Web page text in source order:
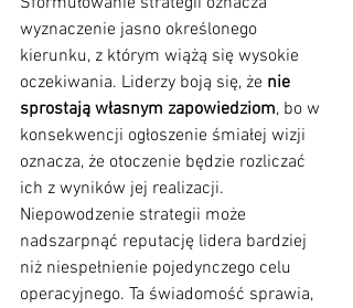
wyznaczenie jasno określonego
kierunku, z którym wiążą się wysokie
oczekiwania. Liderzy boją się, że nie
sprostają własnym zapowiedziom, bo w
konsekwencji ogłoszenie śmiałej wizji
oznacza, że otoczenie będzie rozliczać
ich z wyników jej realizacji.
Niepowodzenie strategii może
nadszarpnąć reputację lidera bardziej
niż niespełnienie pojedynczego celu
operacyjnego. Ta świadomość sprawia,